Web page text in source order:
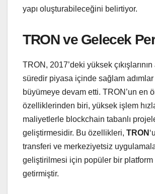
yapı oluşturabileceğini belirtiyor.
TRON ve Gelecek
TRON, 2017’deki yüksek
süredir piyasa içinde sağlam
büyümeye devam etti. TRON’un en
özelliklerinden biri, yüksek işlem
maliyetlerle blockchain tabanlı
geliştirmesidir. Bu özellikleri, TRON
transferi ve merkeziyetsiz
geliştirilmesi için popüler bir
getirmiştir.